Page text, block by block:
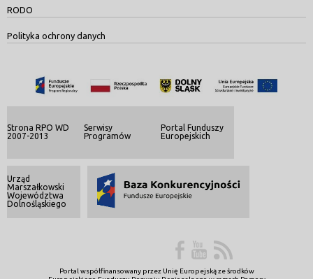
RODO
Polityka ochrony danych
Strona RPO WD
2007-2013
Serwisy
Programów
Portal Funduszy
Europejskich
Urząd
Marszałkowski
Województwa
Dolnośląskiego
Portal współfinansowany przez Unię Europejską ze środków